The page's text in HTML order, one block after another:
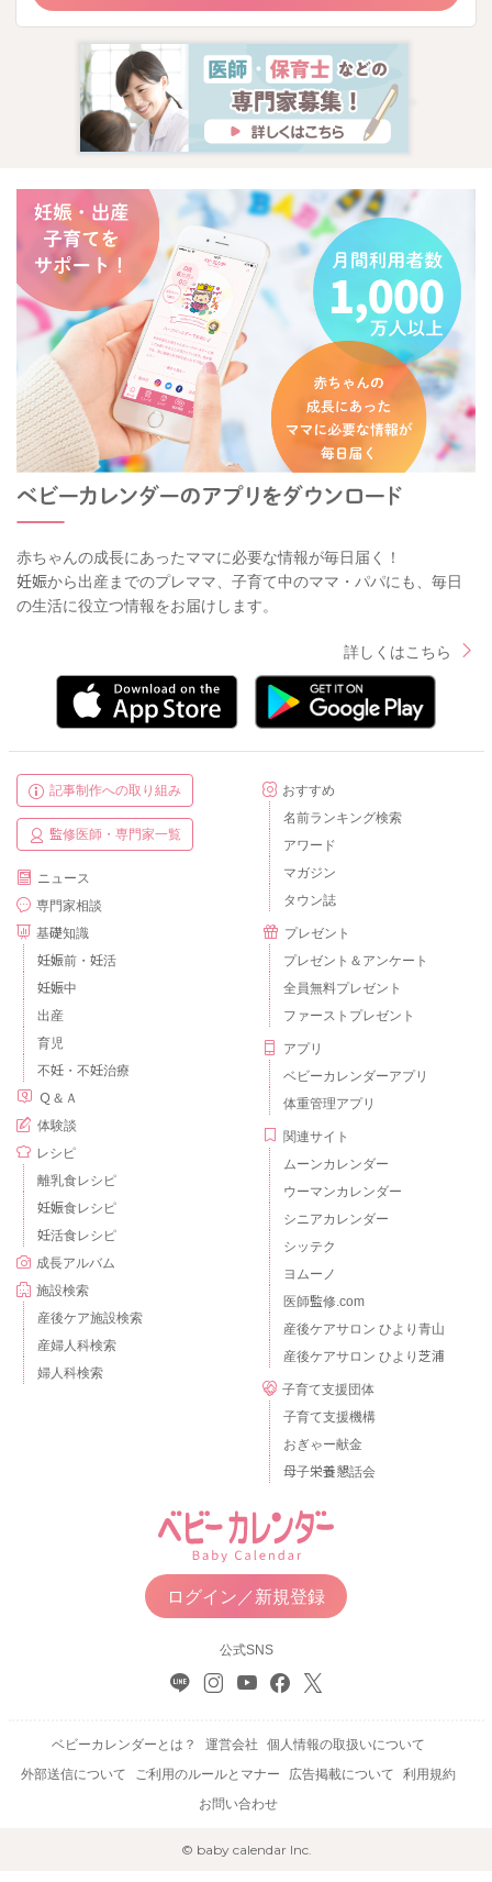
赤ちゃんの成長にあったママに必要な情報が毎日届く！
妊娠から出産までのプレママ、子育て中のママ・パパにも、毎日
の生活に役立つ情報をお届けします。
詳しくはこちら
記事制作への取り組み
監修医師・専門家一覧
ニュース
専門家相談
基礎知識
妊娠前・妊活
妊娠中
出産
育児
不妊・不妊治療
Ｑ＆Ａ
体験談
レシピ
離乳食レシピ
妊娠食レシピ
妊活食レシピ
成長アルバム
施設検索
産後ケア施設検索
産婦人科検索
婦人科検索
おすすめ
名前ランキング検索
アワード
マガジン
タウン誌
プレゼント
プレゼント＆アンケート
全員無料プレゼント
ファーストプレゼント
アプリ
ベビーカレンダーアプリ
体重管理アプリ
関連サイト
ムーンカレンダー
ウーマンカレンダー
シニアカレンダー
シッテク
ヨムーノ
医師監修.com
産後ケアサロン ひより青山
産後ケアサロン ひより芝浦
子育て支援団体
子育て支援機構
おぎゃー献金
母子栄養懇話会
ログイン／新規登録
公式SNS
ベビーカレンダーとは？ 運営会社
個人情報の取扱いについて
外部送信について
ご利用のルールとマナー 広告掲載について
利用規約
お問い合わせ
© baby calendar Inc.